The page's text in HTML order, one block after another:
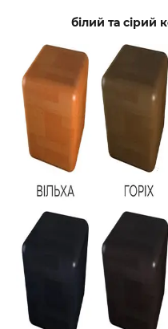
білий та сірий